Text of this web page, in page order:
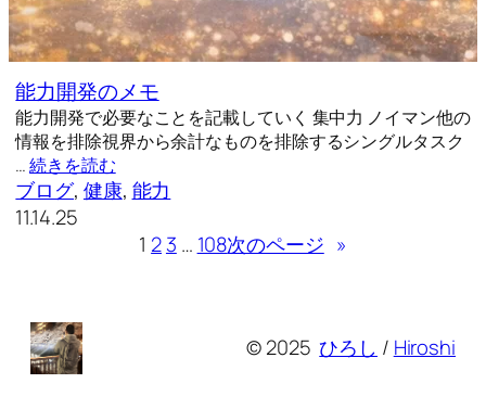
能力開発のメモ
能力開発で必要なことを記載していく 集中力 ノイマン他の
情報を排除視界から余計なものを排除するシングルタスク
…続きを読む
ブログ, 健康, 能力
11.14.25
1 23 … 108次のページ »
© 2025ひろし / Hiroshi